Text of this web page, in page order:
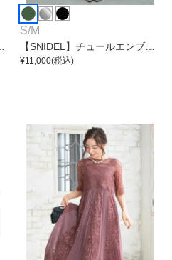
S/M
【SNIDEL】チュールエンブロ
イダリーワンピース
¥11,000(税込)